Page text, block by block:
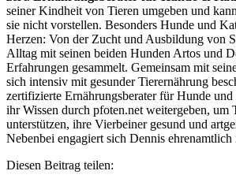
seiner Kindheit von Tieren umgeben und
sie nicht vorstellen. Besonders Hunde und
Herzen: Von der Zucht und Ausbildung von
Alltag mit seinen beiden Hunden Artos und
Erfahrungen gesammelt. Gemeinsam mit
sich intensiv mit gesunder Tierernährung
zertifizierte Ernährungsberater für Hunde
ihr Wissen durch pfoten.net weitergeben, um
unterstützen, ihre Vierbeiner gesund und
Nebenbei engagiert sich Dennis ehrenamtlich
Diesen Beitrag teilen: